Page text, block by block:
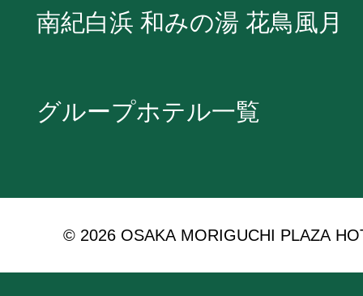
南紀白浜 和みの湯 花鳥風月
グループホテル一覧
© 2026 OSAKA MORIGUCHI PLAZA